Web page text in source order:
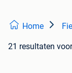
Home
21 resultaten